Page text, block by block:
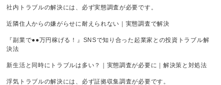
社内トラブルの解決には、必ず実態調査が必要です。
近隣住人からの嫌がらせに耐えられない｜実態調査で解決
『副業で●●万円稼げる！』SNSで知り合った起業家との投資トラブル解
決法
新生活と同時にトラブルは多い？｜実態調査が必要に｜解決策と対処法
浮気トラブルの解決には、必ず証拠収集調査が必要です。